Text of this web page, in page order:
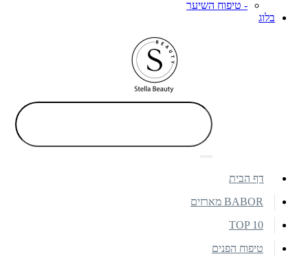
- טיפוח השיער
בלוג
דף הבית
BABOR מארזים
TOP 10
טיפוח הפנים